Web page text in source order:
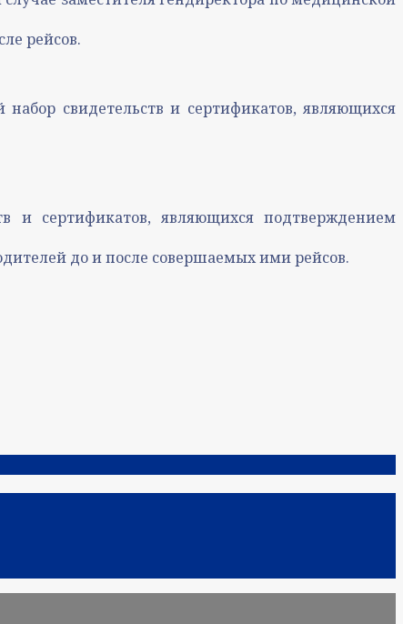
рейсов.
свидетельств и сертификатов, являющихся
и сертификатов, являющихся подтверждением
до и после совершаемых ими рейсов.